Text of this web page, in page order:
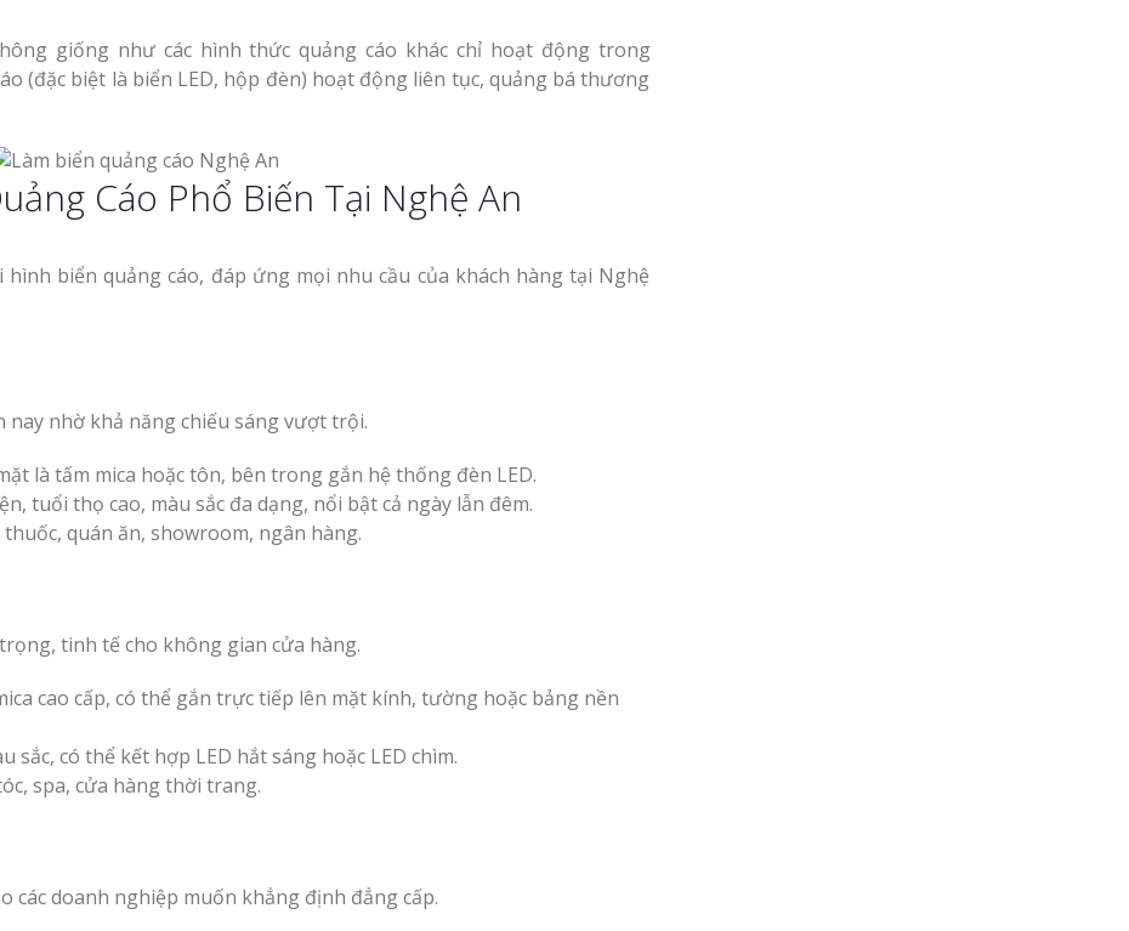
giống như các hình thức quảng cáo khác chỉ hoạt động trong
(đặc biệt là biển LED, hộp đèn) hoạt động liên tục, quảng bá thương
Cáo Phổ Biến Tại Nghệ An
hình biển quảng cáo, đáp ứng mọi nhu cầu của khách hàng tại Nghệ
nhờ khả năng chiếu sáng vượt trội.
là tấm mica hoặc tôn, bên trong gắn hệ thống đèn LED.
tuổi thọ cao, màu sắc đa dạng, nổi bật cả ngày lẫn đêm.
quán ăn, showroom, ngân hàng.
tinh tế cho không gian cửa hàng.
cao cấp, có thể gắn trực tiếp lên mặt kính, tường hoặc bảng nền
sắc, có thể kết hợp LED hắt sáng hoặc LED chìm.
spa, cửa hàng thời trang.
các doanh nghiệp muốn khẳng định đẳng cấp.